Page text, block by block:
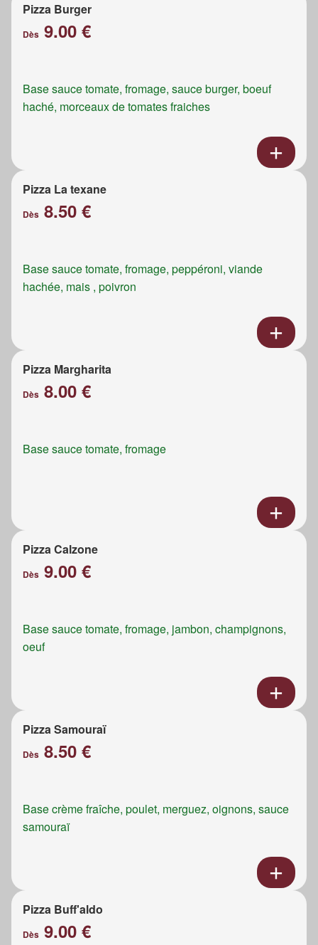
Pizza Burger
Dès 9.00 €
Base sauce tomate, fromage, sauce burger, boeuf
haché, morceaux de tomates fraiches
Pizza La texane
Dès 8.50 €
Base sauce tomate, fromage, peppéroni, viande
hachée, mais , poivron
Pizza Margharita
Dès 8.00 €
Base sauce tomate, fromage
Pizza Calzone
Dès 9.00 €
Base sauce tomate, fromage, jambon, champignons,
oeuf
Pizza Samouraï
Dès 8.50 €
Base crème fraîche, poulet, merguez, oignons, sauce
samouraï
Pizza Buff'aldo
Dès 9.00 €